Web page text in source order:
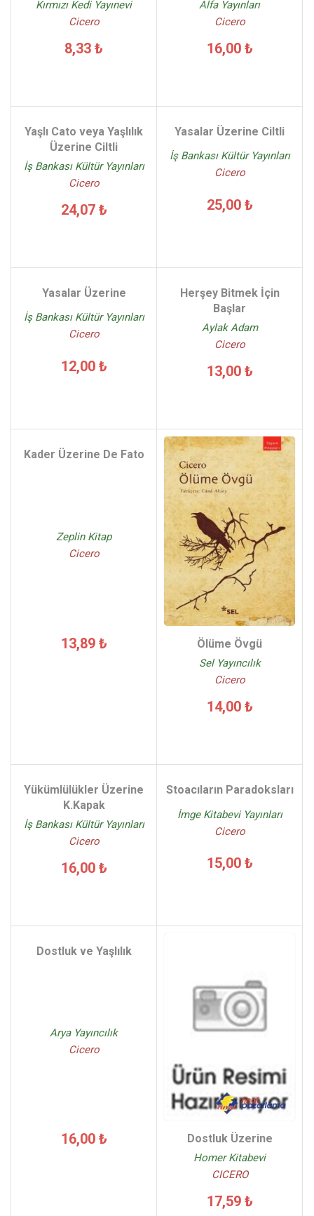
Kırmızı Kedi Yayınevi
Cicero
8,33 ₺
Alfa Yayınları
Cicero
16,00 ₺
Yaşlı Cato veya Yaşlılık
Üzerine Ciltli
İş Bankası Kültür Yayınları
Cicero
24,07 ₺
Yasalar Üzerine Ciltli
İş Bankası Kültür Yayınları
Cicero
25,00 ₺
Yasalar Üzerine
İş Bankası Kültür Yayınları
Cicero
12,00 ₺
Herşey Bitmek İçin
Başlar
Aylak Adam
Cicero
13,00 ₺
Kader Üzerine De Fato
Zeplin Kitap
Cicero
13,89 ₺ Ölüme Övgü
Sel Yayıncılık
Cicero
14,00 ₺
Yükümlülükler Üzerine
K.Kapak
İş Bankası Kültür Yayınları
Cicero
16,00 ₺
Stoacıların Paradoksları
İmge Kitabevi Yayınları
Cicero
15,00 ₺
Dostluk ve Yaşlılık
Arya Yayıncılık
Cicero
16,00 ₺ Dostluk Üzerine
Homer Kitabevi
CICERO
17,59 ₺